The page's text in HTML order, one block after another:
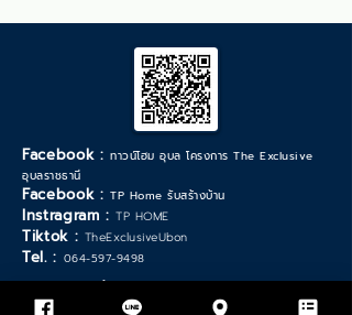
Facebook :ทาวน์โฮม อุบล โครงการ The Exclusive
อุบลราชธานี
Facebook :TP Home รับสร้างบ้าน
Instragram : TP HOME
Tiktok : TheExclusiveUbon
Tel. : 064-597-9498
*วันเวลาทำการ จันทร์ - เสาร์ :9.00 - 17.30น